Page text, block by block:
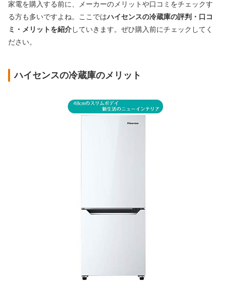
家電を購入する前に、メーカーのメリットや口コミをチェックす
る方も多いですよね。ここではハイセンスの冷蔵庫の評判・口コ
ミ・メリットを紹介 していきます。ぜひ購入前にチェックしてく
ださい。
ハイセンスの冷蔵庫のメリット